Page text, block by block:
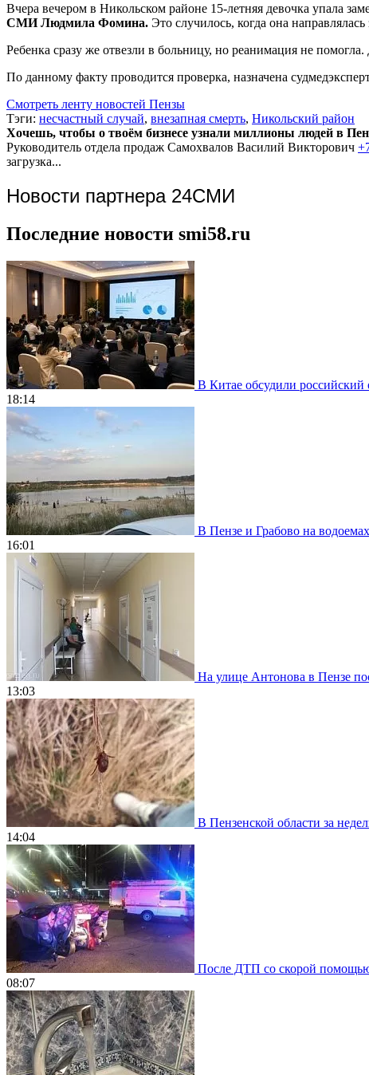
Вчера вечером в Никольском районе 15-летняя девочка упала
СМИ Людмила Фомина. Это случилось, когда она направлялась
Ребенка сразу же отвезли в больницу, но реанимация не
По данному факту проводится проверка, назначена
Смотреть ленту новостей Пензы
Тэги: несчастный случай, внезапная смерть, Никольский район
Хочешь, чтобы о твоём бизнесе узнали миллионы людей в
Руководитель отдела продаж Самохвалов Василий Викторович
загрузка...
Новости партнера 24СМИ
Последние новости smi58.ru
В Китае обсудили
18:14
В Пензе и Грабово на
16:01
На улице Антонова в Пензе
13:03
В Пензенской области за
14:04
После ДТП со скорой помощью
08:07